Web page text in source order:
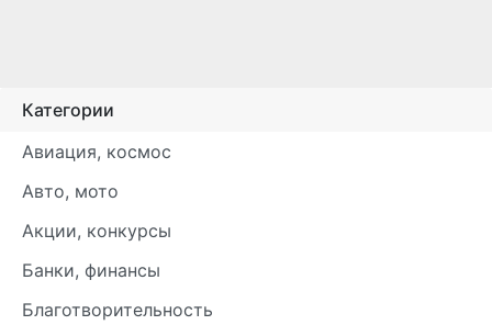
Категории
Авиация, космос
Авто, мото
Акции, конкурсы
Банки, финансы
Благотворительность